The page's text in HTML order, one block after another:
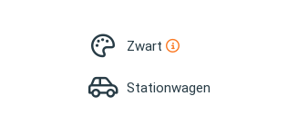
Zwart
Stationwagen